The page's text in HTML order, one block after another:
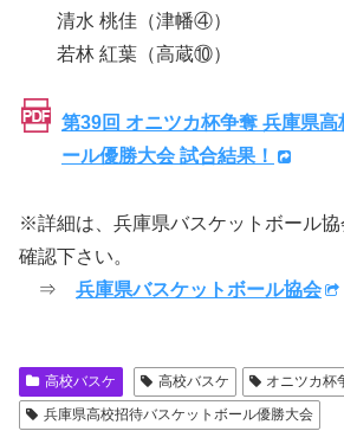
清水 桃佳（津幡④）
若林 紅葉（高蔵⑩）
第39回 オニツカ杯争奪 兵庫県
ール優勝大会 試合結果！
※詳細は、兵庫県バスケットボール
確認下さい。
⇒ 兵庫県バスケットボール協会
高校バスケ 高校バスケ
オニツカ杯
兵庫県高校招待バスケットボール優勝大会